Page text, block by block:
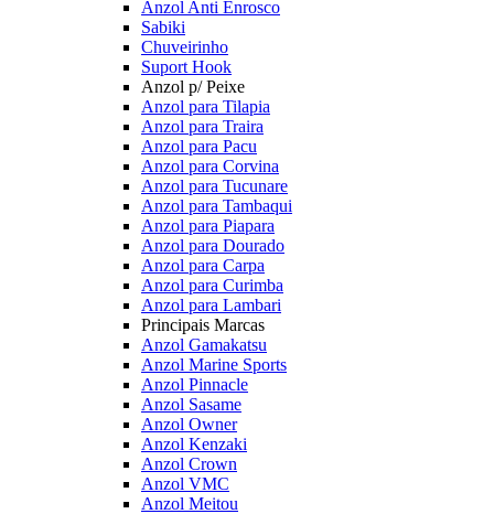
Anzol Anti Enrosco
Sabiki
Chuveirinho
Suport Hook
Anzol p/ Peixe
Anzol para Tilapia
Anzol para Traira
Anzol para Pacu
Anzol para Corvina
Anzol para Tucunare
Anzol para Tambaqui
Anzol para Piapara
Anzol para Dourado
Anzol para Carpa
Anzol para Curimba
Anzol para Lambari
Principais Marcas
Anzol Gamakatsu
Anzol Marine Sports
Anzol Pinnacle
Anzol Sasame
Anzol Owner
Anzol Kenzaki
Anzol Crown
Anzol VMC
Anzol Meitou